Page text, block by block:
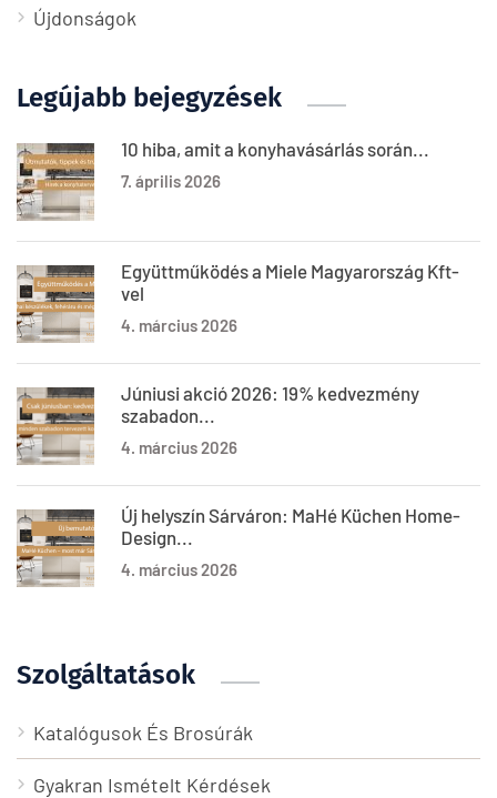
Újdonságok
Legújabb bejegyzések
10 hiba, amit a konyhavásárlás során...
7. április 2026
Együttműködés a Miele Magyarország Kft-
vel
4. március 2026
Júniusi akció 2026: 19% kedvezmény
szabadon...
4. március 2026
Új helyszín Sárváron: MaHé Küchen Home-
Design...
4. március 2026
Szolgáltatások
Katalógusok És Brosúrák
Gyakran Ismételt Kérdések